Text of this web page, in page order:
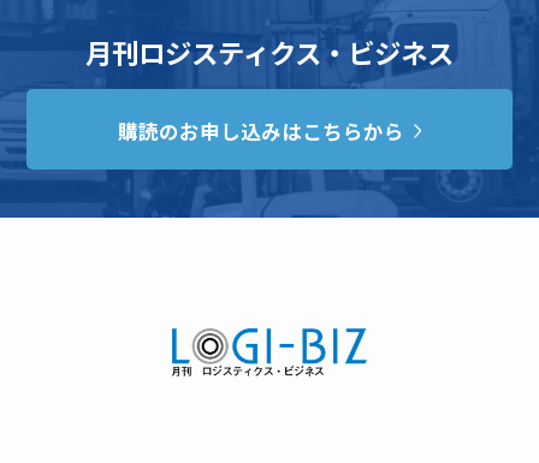
月刊ロジスティクス・ビジネス
購読のお申し込みはこちらから